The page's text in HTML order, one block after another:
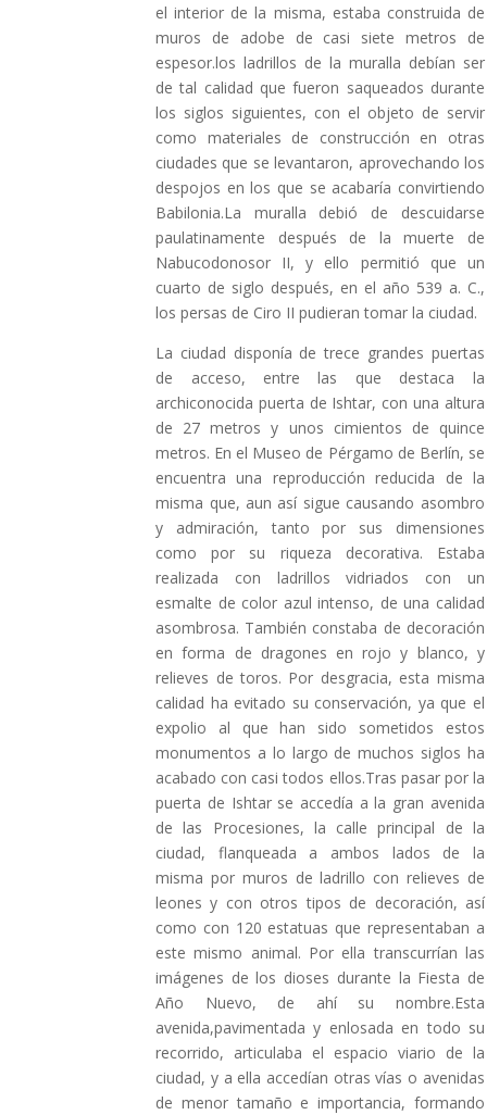
el interior de la misma, estaba construida de
muros de adobe de casi siete metros de
espesor.los ladrillos de la muralla debían ser
de tal calidad que fueron saqueados durante
los siglos siguientes, con el objeto de servir
como materiales de construcción en otras
ciudades que se levantaron, aprovechando los
despojos en los que se acabaría convirtiendo
Babilonia.La muralla debió de descuidarse
paulatinamente después de la muerte de
Nabucodonosor II, y ello permitió que un
cuarto de siglo después, en el año 539 a. C.,
los persas de Ciro II pudieran tomar la ciudad.
La ciudad disponía de trece grandes puertas
de acceso, entre las que destaca la
archiconocida puerta de Ishtar, con una altura
de 27 metros y unos cimientos de quince
metros. En el Museo de Pérgamo de Berlín, se
encuentra una reproducción reducida de la
misma que, aun así sigue causando asombro
y admiración, tanto por sus dimensiones
como por su riqueza decorativa. Estaba
realizada con ladrillos vidriados con un
esmalte de color azul intenso, de una calidad
asombrosa. También constaba de decoración
en forma de dragones en rojo y blanco, y
relieves de toros. Por desgracia, esta misma
calidad ha evitado su conservación, ya que el
expolio al que han sido sometidos estos
monumentos a lo largo de muchos siglos ha
acabado con casi todos ellos.Tras pasar por la
puerta de Ishtar se accedía a la gran avenida
de las Procesiones, la calle principal de la
ciudad, flanqueada a ambos lados de la
misma por muros de ladrillo con relieves de
leones y con otros tipos de decoración, así
como con 120 estatuas que representaban a
este mismo animal. Por ella transcurrían las
imágenes de los dioses durante la Fiesta de
Año Nuevo, de ahí su nombre.Esta
avenida,pavimentada y enlosada en todo su
recorrido, articulaba el espacio viario de la
ciudad, y a ella accedían otras vías o avenidas
de menor tamaño e importancia, formando